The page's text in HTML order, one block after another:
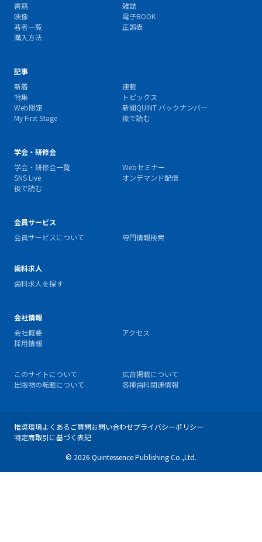
書籍
雑誌
映像
電子BOOK
著者一覧
正誤表
購入方法
記事
新着
連載
特集
トピックス
Web限定
新聞QUINT バックナンバー
My First Stage
後で読む
学会・研修会
学会・研修会一覧
Webセミナー
SNS Live
オンデマンド配信
後で読む
会員サービス
会員サービスについて
専門情報検索
歯科求人
歯科求人を探す
会社情報
会社概要
アクセス
採用情報
このサイトについて
広告掲載について
出版物の転載について
各種歯科関連情報
推奨環境よくあるご質問お問い合わせプライバシーポリシー
特定商取引に基づく表記
© 2026 Quintessence Publishing Co.,Ltd.